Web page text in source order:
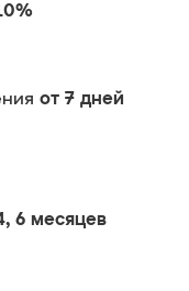
от 7 дней
6 месяцев